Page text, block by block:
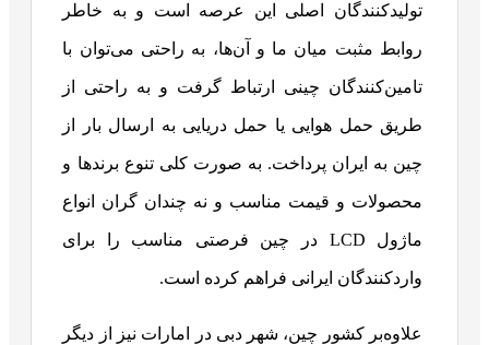
تولیدکنندگان اصلی این عرصه است و به خاطر
روابط مثبت میان ما و آن‌ها، به راحتی می‌توان با
تامین‌کنندگان چینی ارتباط گرفت و به راحتی از
طریق حمل هوایی یا حمل دریایی به ارسال بار از
چین به ایران پرداخت. به صورت کلی تنوع برندها و
محصولات و قیمت مناسب و نه چندان گران انواع
ماژول LCD در چین فرصتی مناسب را برای
واردکنندگان ایرانی فراهم کرده است.
علاوه‌بر کشور چین، شهر دبی در امارات نیز از دیگر